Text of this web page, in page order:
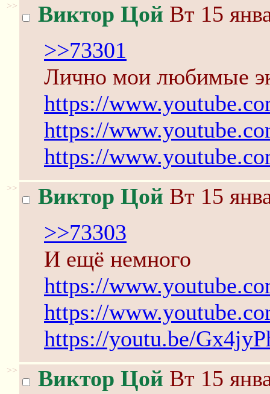
>> Виктор Цой Вт 15
>>73301
Лично мои любимые
https://
https://
https://
>> Виктор Цой Вт 15
>>73303
И ещё немного
https://
https://
https://youtu.be/
>> Виктор Цой Вт 15